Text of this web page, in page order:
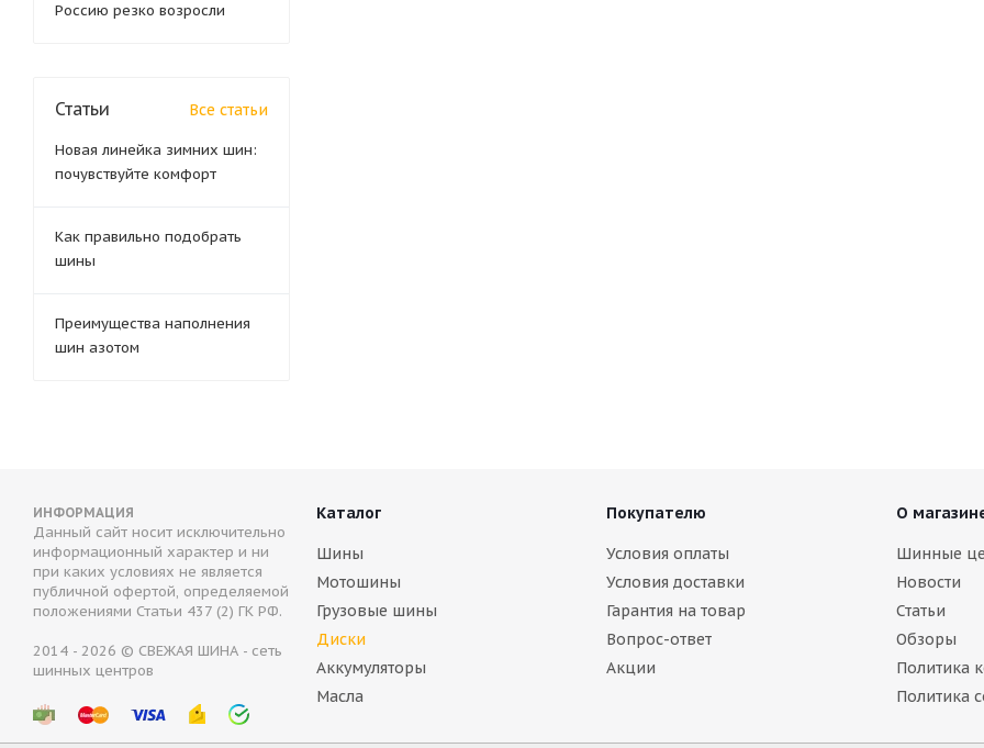
Россию резко возросли
Статьи Все статьи
Новая линейка зимних шин:
почувствуйте комфорт
Как правильно подобрать
шины
Преимущества наполнения
шин азотом
ИНФОРМАЦИЯ
Данный сайт носит исключительно
информационный характер и ни
при каких условиях не является
публичной офертой, определяемой
положениями Статьи 437 (2) ГК РФ.
2014 - 2026 © СВЕЖАЯ ШИНА - сеть
шинных центров
Каталог
Шины
Мотошины
Грузовые шины
Диски
Аккумуляторы
Масла
Покупателю
Условия оплаты
Условия доставки
Гарантия на товар
Вопрос-ответ
Акции
О
Шинные
Новости
Статьи
Обзоры
Политика
Политика